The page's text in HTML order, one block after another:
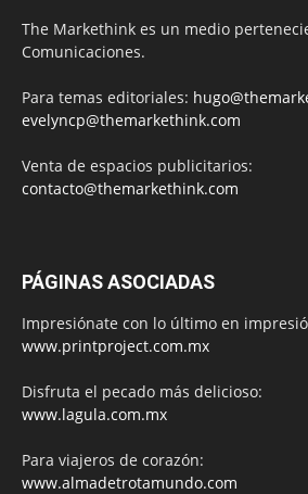
The Markethink es un medio
Comunicaciones.
Para temas editoriales:
evelyncp@themarkethink.com
Venta de espacios publicitarios:
contacto@themarkethink.com
PÁGINAS ASOCIADAS
Impresiónate con lo último en
www.printproject.com.mx
Disfruta el pecado más delicioso:
www.lagula.com.mx
Para viajeros de corazón:
www.almadetrotamundo.com